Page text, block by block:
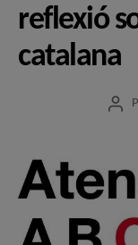
reflexió
catalana